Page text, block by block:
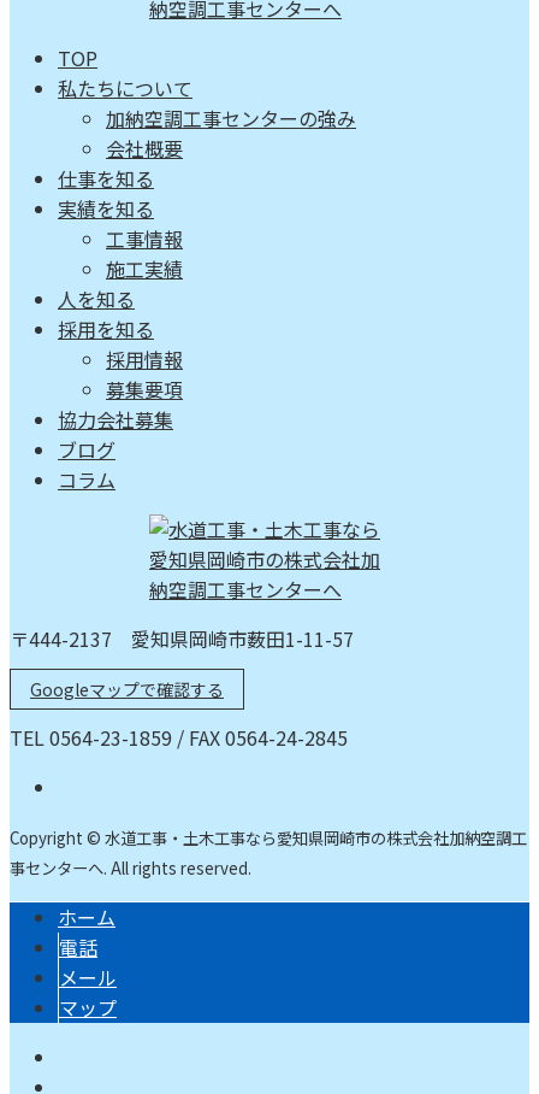
TOP
私たちについて
加納空調工事センターの強み
会社概要
仕事を知る
実績を知る
工事情報
施工実績
人を知る
採用を知る
採用情報
募集要項
協力会社募集
ブログ
コラム
〒444-2137 愛知県岡崎市薮田1-11-57
Googleマップで確認する
TEL 0564-23-1859 / FAX 0564-24-2845
Copyright © 水道工事・土木工事なら愛知県岡崎市の株式会社加納空調工
事センターへ. All rights reserved.
ホーム
電話
メール
マップ